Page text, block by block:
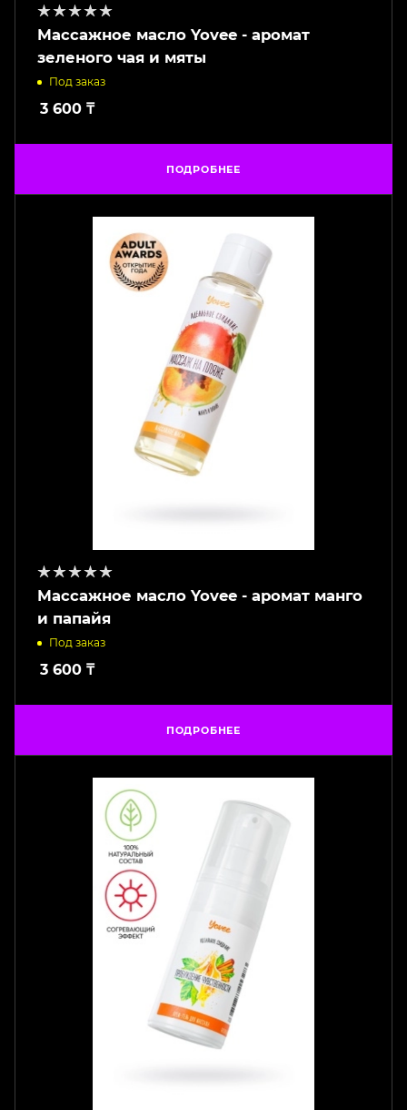
Массажное масло Yovee - аромат
зеленого чая и мяты
Под заказ
3 600 ₸
ПОДРОБНЕЕ
Массажное масло Yovee - аромат манго
и папайя
Под заказ
3 600 ₸
ПОДРОБНЕЕ